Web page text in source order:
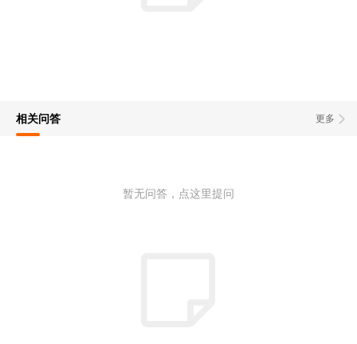
更多
相关问答
暂无问答，点这里提问